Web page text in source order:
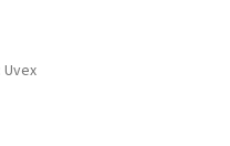
Uvex